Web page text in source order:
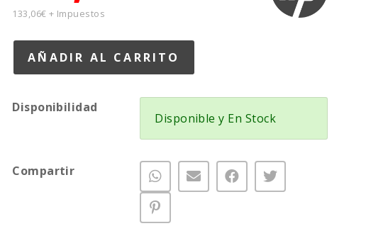
133,06€ + Impuestos
Disponibilidad
Disponible y En Stock
Compartir